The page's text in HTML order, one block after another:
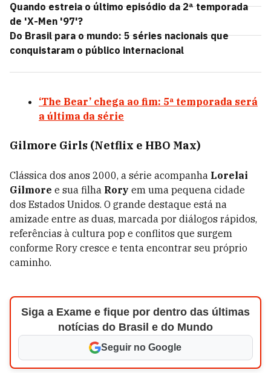
Quando estreia o último episódio da 2ª temporada
de 'X-Men '97'?
Do Brasil para o mundo: 5 séries nacionais que
conquistaram o público internacional
‘The Bear’ chega ao fim: 5ª temporada será
a última da série
Gilmore Girls (Netflix e HBO Max)
Clássica dos anos 2000, a série acompanha Lorelai
Gilmore e sua filha Rory em uma pequena cidade
dos Estados Unidos. O grande destaque está na
amizade entre as duas, marcada por diálogos rápidos,
referências à cultura pop e conflitos que surgem
conforme Rory cresce e tenta encontrar seu próprio
caminho.
Siga a Exame e fique por dentro das últimas
notícias do Brasil e do Mundo
Seguir no Google